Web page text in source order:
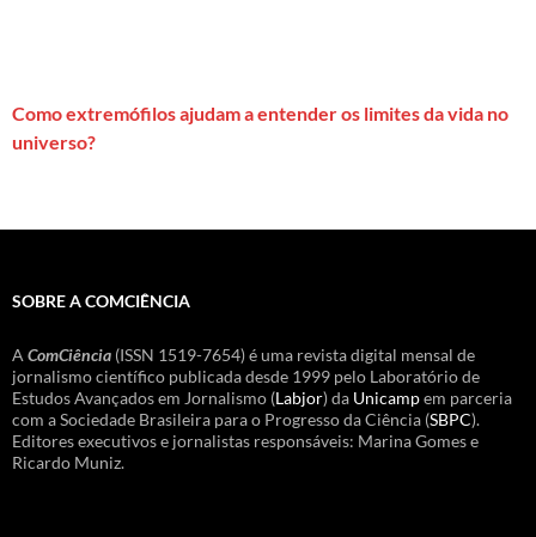
Como extremófilos ajudam a entender os limites da vida no
universo?
SOBRE A COMCIÊNCIA
A ComCiência (ISSN 1519-7654) é uma revista digital mensal de
jornalismo científico publicada desde 1999 pelo Laboratório de
Estudos Avançados em Jornalismo (Labjor) da Unicampem parceria
com a Sociedade Brasileira para o Progresso da Ciência (SBPC).
Editores executivos e jornalistas responsáveis: Marina Gomes e
Ricardo Muniz.